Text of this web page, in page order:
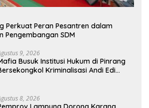
Perkuat Peran Pesantren dalam
Pengembangan SDM
9, 2026
Busuk Institusi Hukum di Pinrang
Kriminalisasi Andi Edi
8, 2026